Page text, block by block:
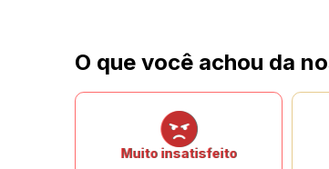
O que você achou da
Muito insatisfeito